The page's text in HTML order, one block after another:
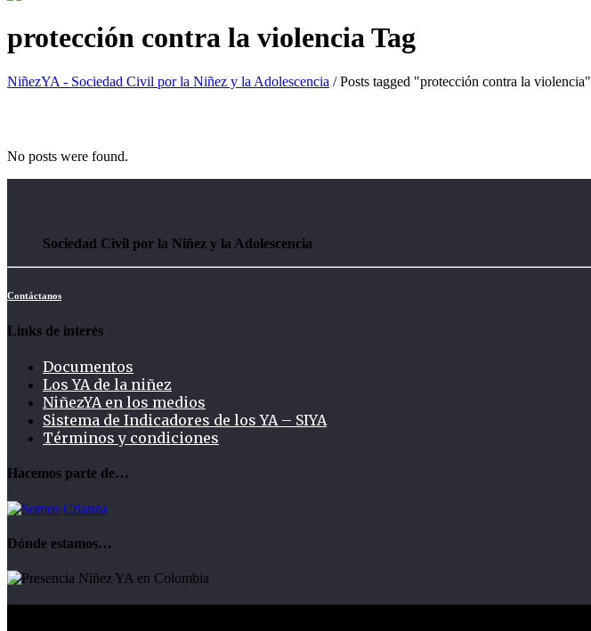
protección contra la violencia Tag
NiñezYA - Sociedad Civil por la Niñez y la Adolescencia /Posts tagged "protección contra la violencia"
No posts were found.
Sociedad Civil por la Niñez y la Adolescencia
Contáctanos
Links de interés
Documentos
Los YA de la niñez
NiñezYA en los medios
Sistema de Indicadores de los YA – SIYA
Términos y condiciones
Hacemos parte de…
Dónde estamos…